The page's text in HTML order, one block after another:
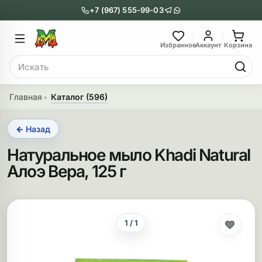
+7 (967) 555-99-03
ИзбранноеАккаунт Корзина
Поиск
Главное меню
Бонги
бонги
бонги
Главное
Трубки
Металлические
Главная Каталог (596)
← Назад
Натуральное мыло Khadi Natural
Алоэ Вера, 125 г
1 / 1